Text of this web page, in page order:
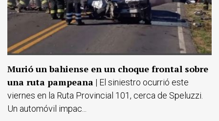
Murió un bahiense en un choque frontal sobre
una ruta pampeana | El siniestro ocurrió este
viernes en la Ruta Provincial 101, cerca de Speluzzi.
Un automóvil impac...